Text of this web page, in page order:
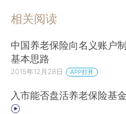
相关阅读
中国养老保险向名义账户
基本思路
2015年12月28日 APP打开
入市能否盘活养老保险基金